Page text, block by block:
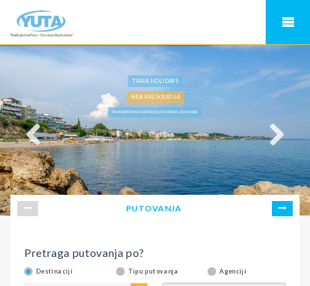
TIARA HOLIDAYS
NEA KALIKRATIJA
NEA KALIKRATIA POLUPANSION, KASANDRA, AQUA MARE
PUTOVANJA
Pretraga putovanja po?
Destinaciji Tipu putovanja Agenciji